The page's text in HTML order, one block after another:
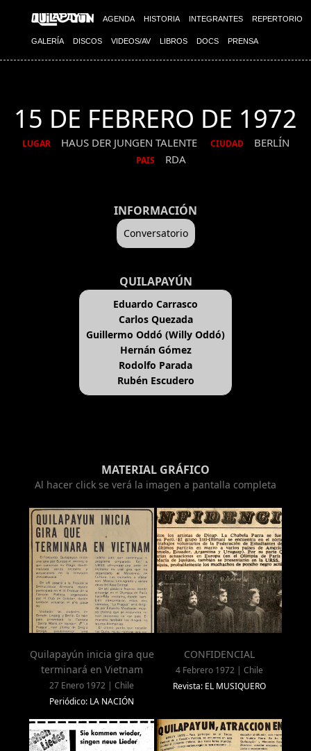
AGENDA HISTORIA INTEGRANTES REPERTORIO
GALERÍA DISCOS VIDEOS/AV LIBROS DOCS PRENSA
15 DE FEBRERO DE 1972
LUGAR HAUS DER JUNGEN TALENTE CIUDAD BERLÍN
PAIS RDA
INFORMACIÓN
Conversatorio
QUILAPAYÚN
Eduardo Carrasco
Carlos Quezada
Guillermo Oddó (Willy Oddó)
Hernán Gómez
Rodolfo Parada
Rubén Escudero
MATERIAL GRÁFICO
Al hacer click se verá la imagen a pantalla completa
Quilapayún inicia gira que
terminará en Vietnam
27 Enero 1972 | Chile
Periódico: LA NACIÓN
CONFIDENCIAL
4 Febrero 1972 | Chile
Revista: EL MUSIQUERO